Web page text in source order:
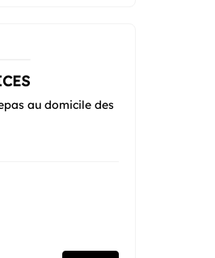
au domicile des